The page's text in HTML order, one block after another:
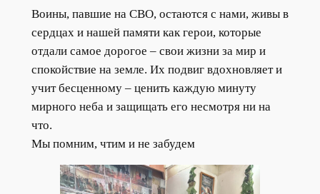
Воины, павшие на СВО, остаются с нами, живы в
сердцах и нашей памяти как герои, которые
отдали самое дорогое – свои жизни за мир и
спокойствие на земле. Их подвиг вдохновляет и
учит бесценному – ценить каждую минуту
мирного неба и защищать его несмотря ни на
что.
Мы помним, чтим и не забудем